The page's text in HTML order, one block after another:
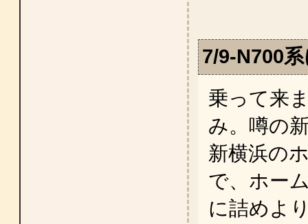
7/9-N700
乗って来
み。噂の
新横浜の
で、ホー
に詰めよ